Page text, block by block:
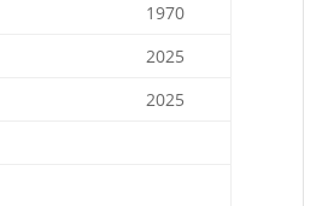
1970
2025
2025